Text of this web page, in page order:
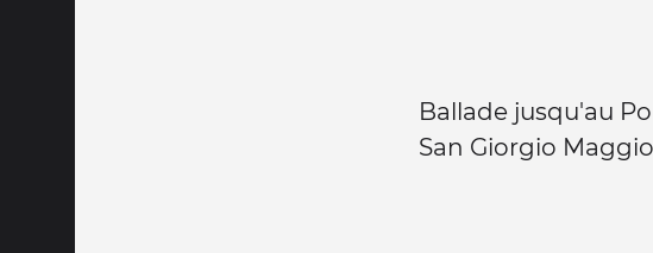
Ballade jusqu'au
San Giorgio